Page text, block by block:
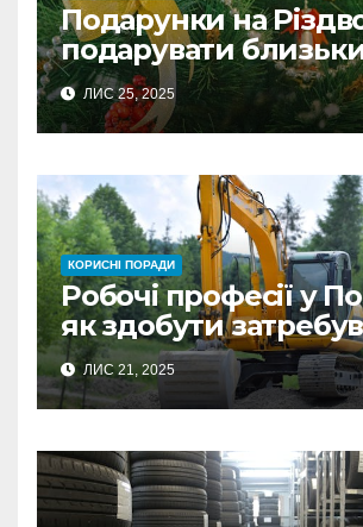
Подарунки на
подарувати
Польщі
ЛИС 25, 2025
КОРИСНІ ПОРАДИ
Робочі професії у
як здобути
спеціальність та
гідні гроші
ЛИС 21, 2025